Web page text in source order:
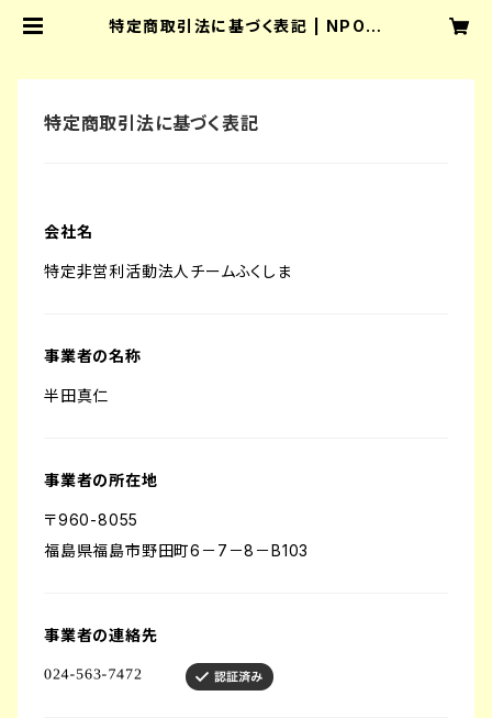
特定商取引法に基づく表記 | NPO法
特定商取引法に基づく表記
会社名
特定非営利活動法人チームふくしま
事業者の名称
半田真仁
事業者の所在地
〒960-8055
福島県福島市野田町6－7－8－B103
事業者の連絡先